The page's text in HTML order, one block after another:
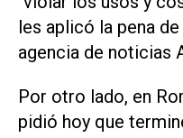
les aplicó la pena
agencia de noticias
Por otro lado, en
pidió hoy que